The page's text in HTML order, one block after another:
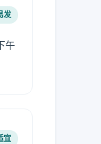
发
午
宜